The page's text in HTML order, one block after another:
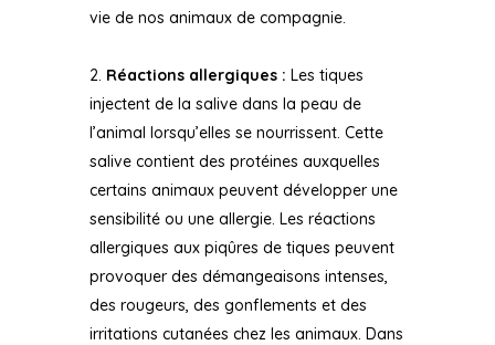
vie de nos animaux de compagnie.
Réactions allergiques : Les tiques
injectent de la salive dans la peau de
l’animal lorsqu’elles se nourrissent. Cette
salive contient des protéines auxquelles
certains animaux peuvent développer une
sensibilité ou une allergie. Les réactions
allergiques aux piqûres de tiques peuvent
provoquer des démangeaisons intenses,
des rougeurs, des gonflements et des
irritations cutanées chez les animaux. Dans